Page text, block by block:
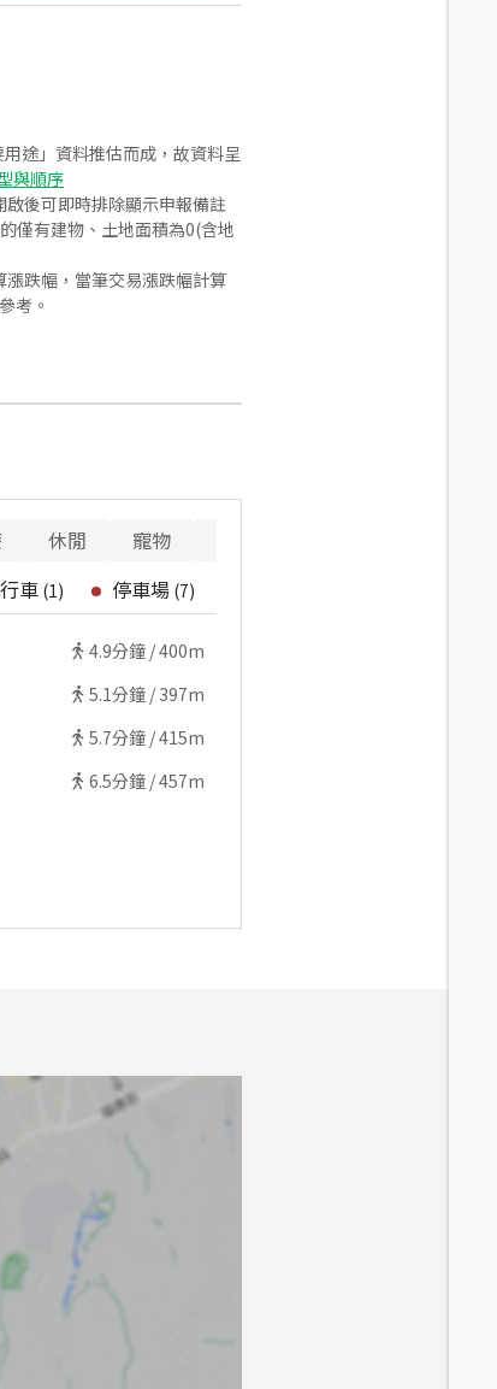
途」資料推估而成，故資料呈
與順序
後可即時排除顯示申報備註
僅有建物、土地面積為0(含地
跌幅，當筆交易漲跌幅計算
考。
休閒 寵物
車(1) 停車場 (7)
4.9分鐘 /400m
5.1分鐘 / 397m
5.7分鐘 /415m
6.5分鐘 /457m